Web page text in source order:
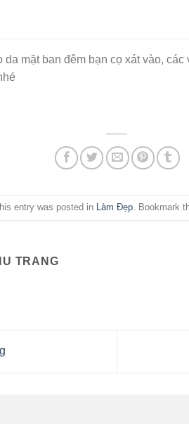
mặt ban đêm bạn cọ xát vào,
entry was posted in Làm Đẹp. Bookmark
TRANG